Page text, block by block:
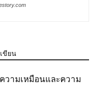
ขียน
ความเหมือนและความ